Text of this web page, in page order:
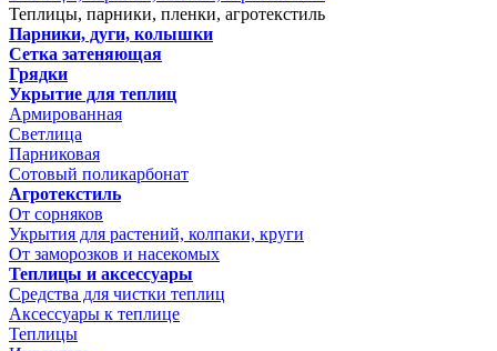
Теплицы, парники, пленки, агротекстиль
Парники, дуги, колышки
Сетка затеняющая
Грядки
Укрытие для теплиц
Армированная
Светлица
Парниковая
Сотовый поликарбонат
Агротекстиль
От сорняков
Укрытия для растений, колпаки, круги
От заморозков и насекомых
Теплицы и аксессуары
Средства для чистки теплиц
Аксессуары к теплице
Теплицы